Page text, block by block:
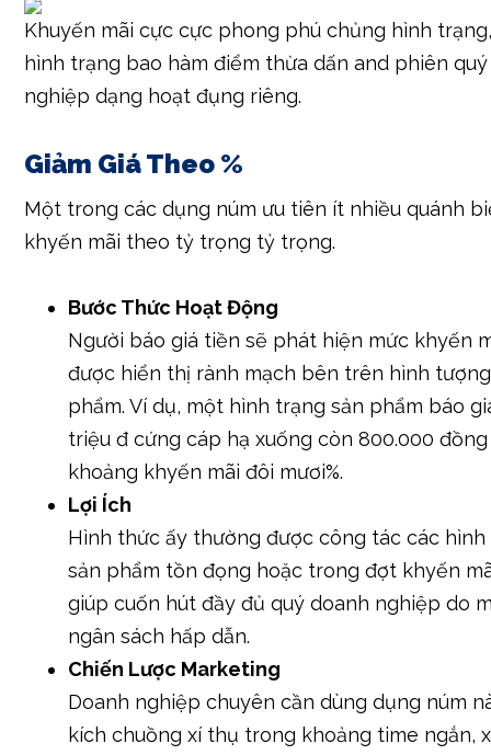
Khuyến mãi cực cực phong phú chủng hình
hình trạng bao hàm điểm thừa dấn and phiên
nghiệp dạng hoạt đụng riêng.
Giảm Giá Theo %
Một trong các dụng núm ưu tiên ít nhiều quánh
khyến mãi theo tỷ trọng tỷ trọng.
Bước Thức Hoạt Động
Người báo giá tiền sẽ phát hiện mức khyến
được hiển thị rành mạch bên trên hình
phẩm. Ví dụ, một hình trạng sản phẩm báo
triệu đ cứng cáp hạ xuống còn 800.000
khoảng khyến mãi đôi mươi%.
Lợi Ích
Hình thức ấy thường được công tác các
sản phẩm tồn đọng hoặc trong đợt khyến
giúp cuốn hút đầy đủ quý doanh nghiệp do
ngân sách hấp dẫn.
Chiến Lược Marketing
Doanh nghiệp chuyên cần dùng dụng núm
kích chuồng xí thụ trong khoảng time ngắn,